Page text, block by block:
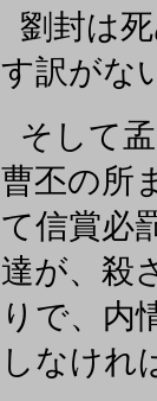
劉封は
す訳がな
そして
曹丕の所
て信賞必
達が、殺
りで、内
しなけれ